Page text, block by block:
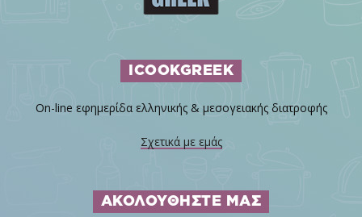
ICOOKGREEK
On-line εφημερίδα ελληνικής & μεσογειακής διατροφής
Σχετικά με εμάς
ΑΚΟΛΟΥΘΗΣΤΕ ΜΑΣ